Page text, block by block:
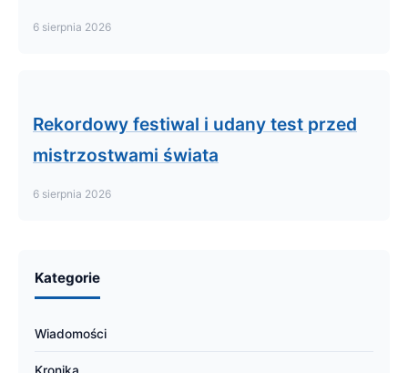
6 sierpnia 2026
Rekordowy festiwal i udany test przed
mistrzostwami świata
6 sierpnia 2026
Kategorie
Wiadomości